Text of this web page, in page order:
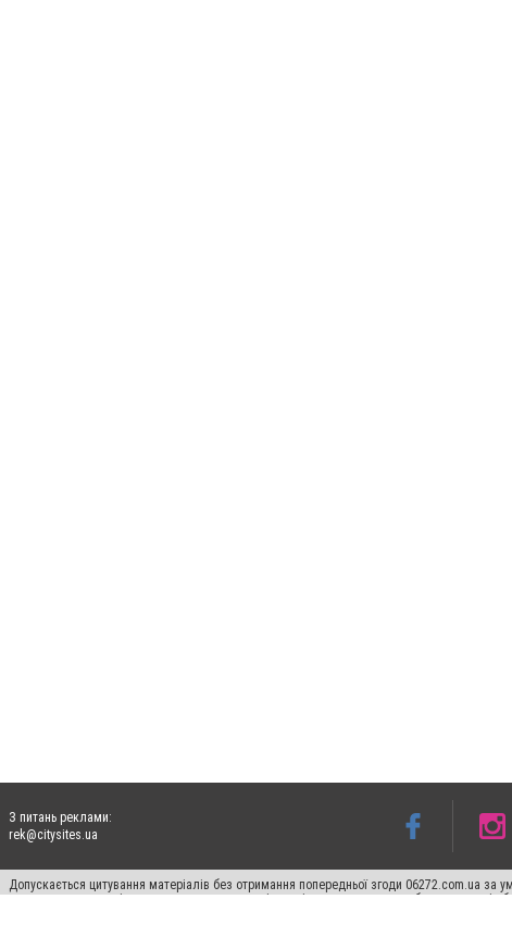
З питань реклами:
rek@citysites.ua
Допускається цитування матеріалів без отримання попередньої згоди 06272.com.ua
пошукових систем гіперпосилання на цитовані статті не нижче другого абзацу в